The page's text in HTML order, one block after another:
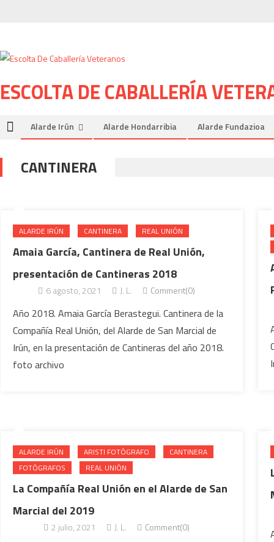
ESCOLTA DE CABALLERÍA
Alarde Irún Alarde Hondarribia Alarde Fundazioa
CANTINERA
ALARDE IRÚN CANTINERA REAL UNIÓN
Amaia García, Cantinera de Real Unión,
presentación de Cantineras 2018
6 agosto, 2021 J. L. Comment(0)
Año 2018. Amaia García Berastegui. Cantinera de la
Compañía Real Unión, del Alarde de San Marcial de
Irún, en la presentación de Cantineras del año 2018.
foto archivo
ALARDE IRÚN ARISTI FOTÓGRAFO
CANTINERA
FOTÓGRAFOS
REAL UNIÓN
La Compañía Real Unión en el Alarde de San
Marcial del 2019
2 julio, 2021 J. L. Comment(0)